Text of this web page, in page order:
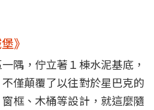
》
隅，佇立著１棟水泥基底，
僅顛覆了以往對於星巴克的
框、木桶等設計，就這麼隨